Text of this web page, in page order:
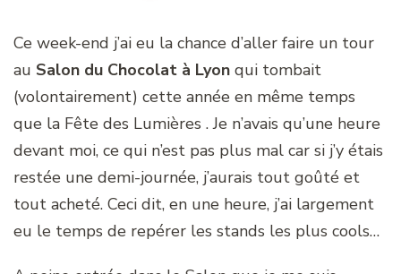
Ce week-end j’ai eu la chance d’aller faire un tour
au Salon du Chocolat à Lyon qui tombait
(volontairement) cette année en même temps
que la Fête des Lumières . Je n’avais qu’une heure
devant moi, ce qui n’est pas plus mal car si j’y étais
restée une demi-journée, j’aurais tout goûté et
tout acheté. Ceci dit, en une heure, j’ai largement
eu le temps de repérer les stands les plus cools…